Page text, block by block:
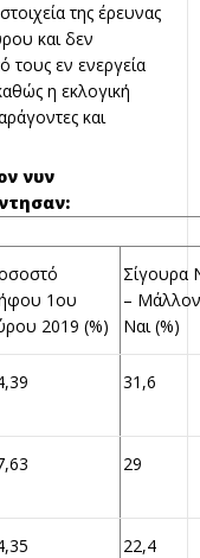
της έρευνας
και δεν
τους εν ενεργεία
η εκλογική
και
νυν
1ου
2019 (%)
Σίγουρα
– Μάλλον
Ναι (%)
31,6
29
22,4